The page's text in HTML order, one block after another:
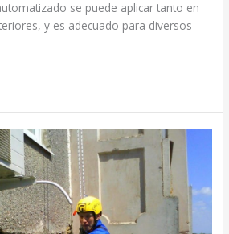
se puede aplicar tanto en
y es adecuado para diversos